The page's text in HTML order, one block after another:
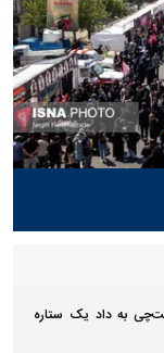
به داد یک ستاره